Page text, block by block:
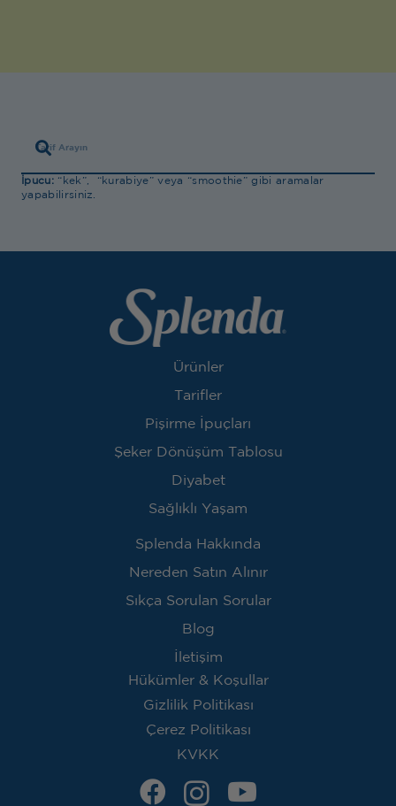
İpucu:“kek”, “kurabiye” veya “smoothie” gibi aramalar
yapabilirsiniz.
Ürünler
Tarifler
Pişirme İpuçları
Şeker Dönüşüm Tablosu
Diyabet
Sağlıklı Yaşam
Splenda Hakkında
Nereden Satın Alınır
Sıkça Sorulan Sorular
Blog
İletişim
Hükümler & Koşullar
Gizlilik Politikası
Çerez Politikası
KVKK